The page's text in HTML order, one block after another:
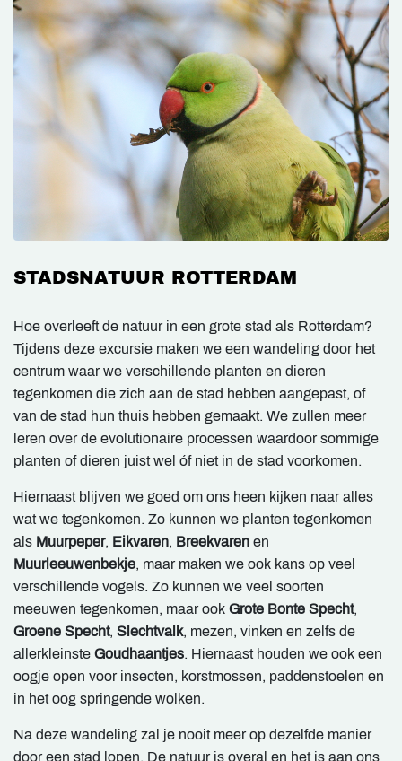
STADSNATUUR ROTTERDAM
Hoe overleeft de natuur in een grote stad als Rotterdam?
Tijdens deze excursie maken we een wandeling door het
centrum waar we verschillende planten en dieren
tegenkomen die zich aan de stad hebben aangepast, of
van de stad hun thuis hebben gemaakt. We zullen meer
leren over de evolutionaire processen waardoor sommige
planten of dieren juist wel óf niet in de stad voorkomen.
Hiernaast blijven we goed om ons heen kijken naar alles
wat we tegenkomen. Zo kunnen we planten tegenkomen
als Muurpeper, Eikvaren, Breekvaren en
Muurleeuwenbekje, maar maken we ook kans op veel
verschillende vogels. Zo kunnen we veel soorten
meeuwen tegenkomen, maar ook Grote Bonte Specht,
Groene Specht, Slechtvalk, mezen, vinken en zelfs de
allerkleinste Goudhaantjes. Hiernaast houden we ook een
oogje open voor insecten, korstmossen, paddenstoelen en
in het oog springende wolken.
Na deze wandeling zal je nooit meer op dezelfde manier
door een stad lopen. De natuur is overal en het is aan ons